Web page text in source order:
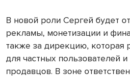
В новой роли Сергей будет
рекламы, монетизации и
также за дирекцию, которая
для частных пользователей
продавцов. В зоне